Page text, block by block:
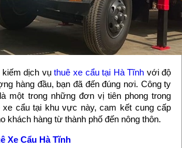
kiếm dịch vụthuê xe cẩu tại Hà Tĩnh với độ
hàng đầu, bạn đã đến đúng nơi. Công ty
là một trong những đơn vị tiên phong trong
cẩu tại khu vực này, cam kết cung cấp
khách hàng từ thành phố đến nông thôn.
Xe Cẩu Hà Tĩnh